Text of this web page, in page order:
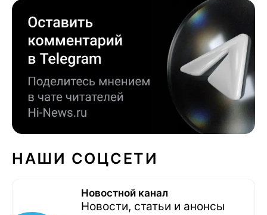
НАШИ СОЦСЕТИ
Новостной канал
Новости, статьи и анонсы